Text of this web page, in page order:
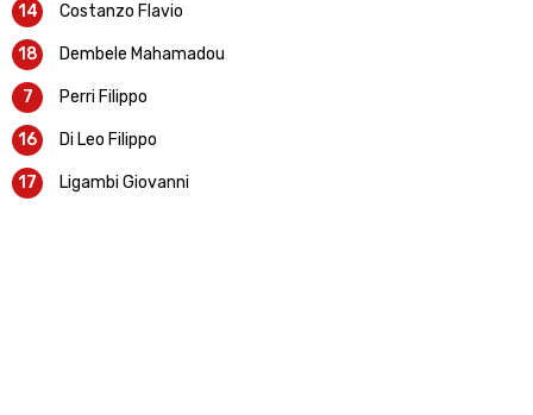
14 Costanzo Flavio
18 Dembele Mahamadou
7 Perri Filippo
16 Di Leo Filippo
17 Ligambi Giovanni